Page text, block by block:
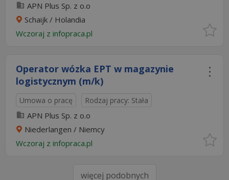
APN Plus Sp. z o.o
Schaijk / Holandia
Wczoraj z infopraca.pl
Operator wózka EPT w magazynie
logistycznym (m/k)
Umowa o pracę Rodzaj pracy: Stała
APN Plus Sp. z o.o
Niederlangen / Niemcy
Wczoraj z infopraca.pl
więcej podobnych